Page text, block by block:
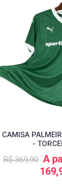
CAMISA
-
R$ 369,90 A